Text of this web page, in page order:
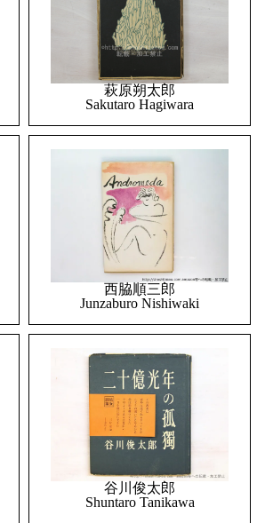
萩原朔太郎
Sakutaro Hagiwara
西脇順三郎
Junzaburo Nishiwaki
谷川俊太郎
Shuntaro Tanikawa